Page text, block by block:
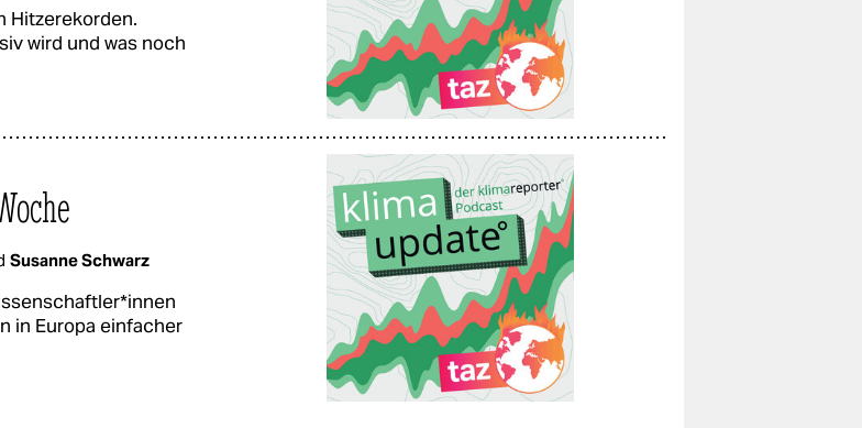
Hitzerekorden.
wird und was noch
Susanne Schwarz
in Europa einfacher